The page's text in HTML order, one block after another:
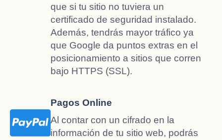
que si tu sitio no tuviera un
certificado de seguridad instalado.
Además, tendrás mayor tráfico ya
que Google da puntos extras en el
posicionamiento a sitios que corren
bajo HTTPS (SSL).
Pagos Online
Al contar con un cifrado en la
información de tu sitio web, podrás